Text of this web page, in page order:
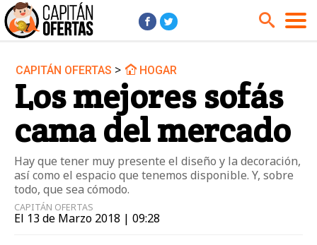
Audio y Música
Cine y Series
Coches
Deportes
Financiero
Hogar
Hoteles
Jardín
Juguetes
Libros
Moda ella
CAPITÁN OFERTAS > HOGAR
Los mejores sofás
cama del mercado
Hay que tener muy presente el diseño y la decoración,
así como el espacio que tenemos disponible. Y, sobre
todo, que sea cómodo.
CAPITÁN OFERTAS
El 13 de Marzo 2018 | 09:28